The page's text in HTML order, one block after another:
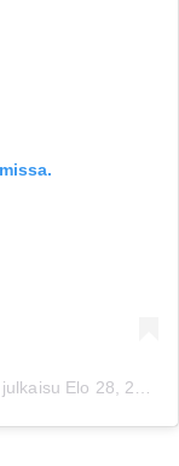
Elo 28, 2019 kello 9.13 PDT